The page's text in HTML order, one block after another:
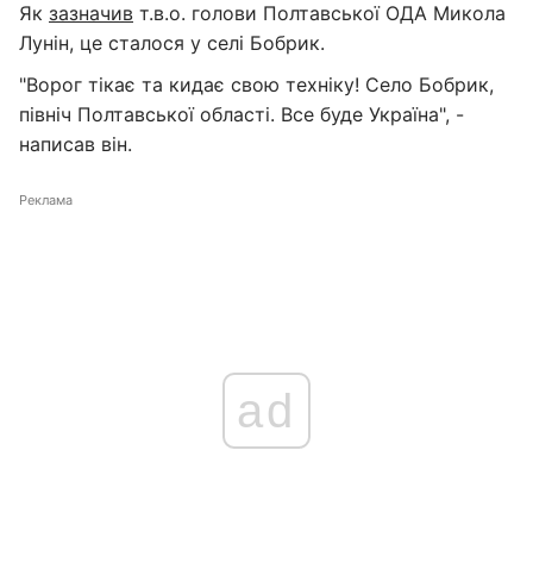
Як зазначив т.в.о. голови Полтавської ОДА Микола
Лунін, це сталося у селі Бобрик.
"Ворог тікає та кидає свою техніку! Село Бобрик,
північ Полтавської області. Все буде Україна", -
написав він.
Реклама
ad